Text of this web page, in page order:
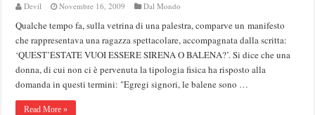
Devil Novembre 16, 2009 Dal Mondo
Qualche tempo fa, sulla vetrina di una palestra, comparve un manifesto
che rappresentava una ragazza spettacolare, accompagnata dalla scritta:
‘QUEST’ESTATE VUOI ESSERE SIRENA O BALENA?’. Si dice che una
donna, di cui non ci è pervenuta la tipologia fisica ha risposto alla
domanda in questi termini: "Egregi signori, le balene sono …
Read More »